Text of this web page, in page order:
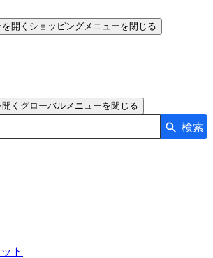
開く ショッピングメニューを閉じる
く グローバルメニューを閉じる
検索
ト